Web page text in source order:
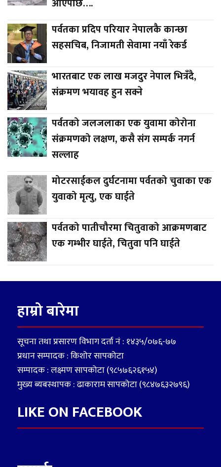
आएपछि….
पर्वतका प्रदिप परियार नेपालकै कान्छा
सहसचिब, निजामती सेवामा नयाँ रेकर्ड
भारतबाट एक लाख मजदुर नेपाल भित्रँदै,
संक्रमण भयावह हुन सक्ने
पर्वतको जलजलाका एक युवामा कोरोना
संक्रमणको लक्षण, कसै संग सम्पर्क नगर्न
सल्लाह
मोटरसाईकल दुर्घटनामा पर्वतको चुवाका एक
युवाको मृत्यु, एक घाईते
पर्वतको पातीचौरमा चितुवाको आक्रमणबाट
एक गम्भीर घाईते, चितुवा पनि घाईते
हाम्रो बारेमा
सूचना तथा प्रसारण विभाग दर्ता नं : १४३५/०७६-७७
प्रधान सम्पादक : किशोर सापकोटा
सम्पादक : लक्ष्मण सापकोटा (९८५७६२६१५४)
मुख्य ब्यबस्थापक : ढाकाराम सापकोटा (९८४७६३२७९६)
LIKE ON FACEBOOK